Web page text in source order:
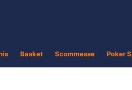
Basket Scommesse Poker